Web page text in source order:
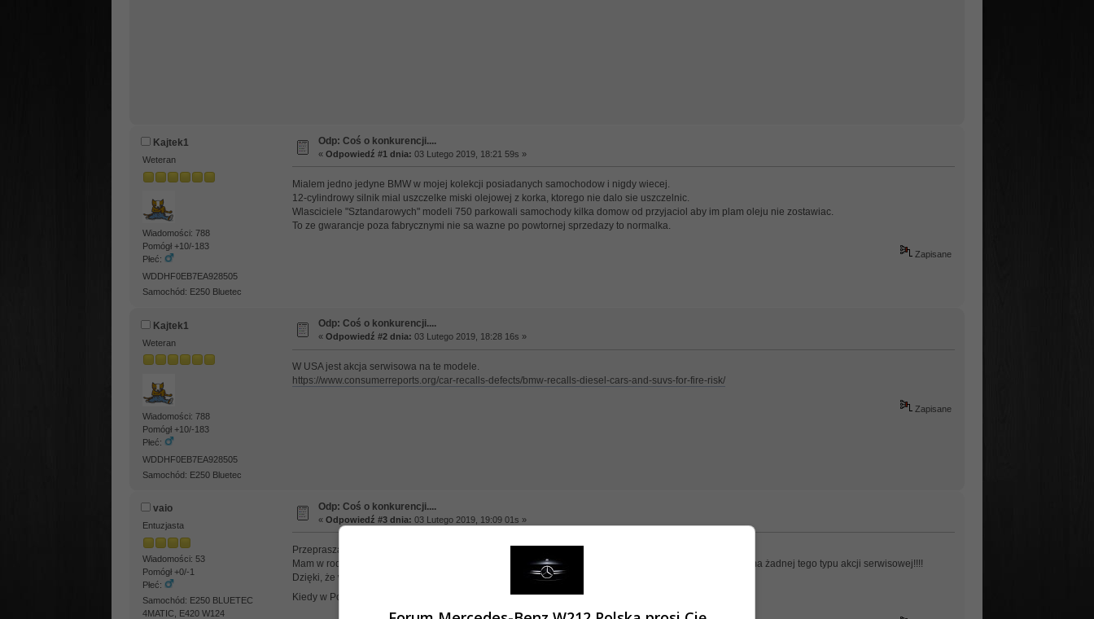
Kajtek1
Weteran
Wiadomości: 788
Pomógł +10/-183
Płeć:
WDDHF0EB7EA928505
Samochód: E250 Bluetec
Odp: Coś o konkurencji....
« Odpowiedź #1 dnia: 03 Lutego 2019, 18:21 59s »
Mialem jedno jedyne BMW w mojej kolekcji posiadanych samochodow i nigdy wiecej.
12-cylindrowy silnik mial uszczelke miski olejowej z korka, ktorego nie dalo sie uszczelnic.
Wlasciciele "Sztandarowych" modeli 750 parkowali samochody kilka domow od przyjaciol aby im plam oleju nie zostawiac.
To ze gwarancje poza fabrycznymi nie sa wazne po powtornej sprzedazy to normalka.
Zapisane
Kajtek1
Weteran
Wiadomości: 788
Pomógł +10/-183
Płeć:
WDDHF0EB7EA928505
Samochód: E250 Bluetec
Odp: Coś o konkurencji....
« Odpowiedź #2 dnia: 03 Lutego 2019, 18:28 16s »
W USA jest akcja serwisowa na te modele.
https://www.consumerreports.org/car-recalls-defects/bmw-recalls-diesel-cars-and-suvs-for-fire-risk/
Zapisane
vaio
Entuzjasta
Wiadomości: 53
Pomógł +0/-1
Płeć:
Samochód: E250 BLUETEC
4MATIC, E420 W124
Odp: Coś o konkurencji....
« Odpowiedź #3 dnia: 03 Lutego 2019, 19:09 01s »
Przepraszam, ale cisną mi się na to jedynie słowa: ja pier.........
Mam w rodzinie 535d z Kanady z rocznika 2014. Byłem w serwisie i powiedzieli, że do tego modelu nie ma żadnej tego typu akcji serwisowej!!!!
Dzięki, że wstawiłeś ten link do tej akcji. Pewnie nic to nie da, bo powiedzą, że to w USA i to i tamto.....
Kiedy w Polsce zaczną traktować klientów tak jak trzeba?
??.............pewnie nigdy!!!